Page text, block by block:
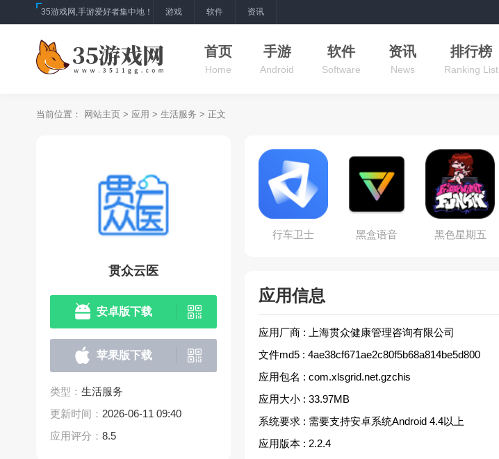
35游戏网,手游爱好者集中地！ 游戏 软件 资讯
首页
Home
手游
Android
软件
Software
资讯
News
排行榜
Ranking List
当前位置： 网站主页 > 应用 > 生活服务 > 正文
贯众云医
安卓版下载
苹果版下载
类型： 生活服务
更新时间： 2026-06-11 09:40
应用评分： 8.5
行车卫士 黑盒语音 黑色星期五
应用信息
应用厂商 :
上海贯众健康管理咨询有限公司
文件md5 : 4ae38cf671ae2c80f5b68a814be5d800
应用包名 : com.xlsgrid.net.gzchis
应用大小 : 33.97MB
系统要求 : 需要支持安卓系统Android 4.4以上
应用版本 : 2.2.4